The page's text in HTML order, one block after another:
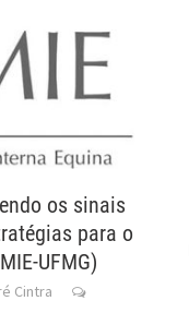
os sinais
para o
UFMG)
Cintra